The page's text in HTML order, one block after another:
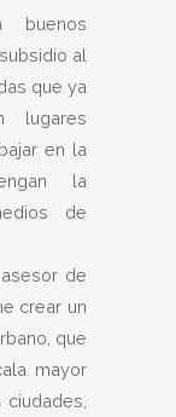
buenos
al
que ya
lugares
en la
la
de
de
crear un
que
mayor